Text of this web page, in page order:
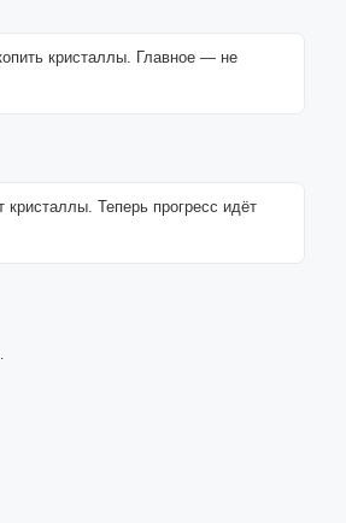
кристаллы. Главное — не
Теперь прогресс идёт